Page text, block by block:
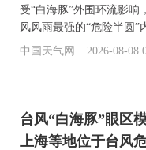
受“白海豚”外围环流影
风风雨最强的“危险半圆”
中国天气网
2026-08-08
台风“白海豚”眼区
上海等地位于台风